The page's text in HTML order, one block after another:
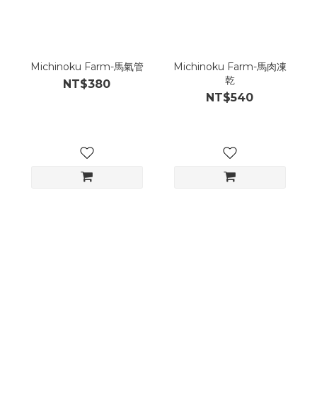
Michinoku Farm-馬氣管
NT$380
Michinoku Farm-馬肉凍
乾
NT$540